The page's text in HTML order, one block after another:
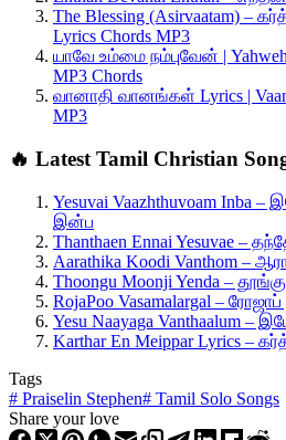
The Blessing (Asirvaatam) –
Lyrics Chords MP3
யாவே உம்மை நம்புவேன் |
MP3 Chords
வானாதி வானங்கள் Lyrics |
MP3
🔥 Latest Tamil Christian
Yesuvai Vaazhthuvoam Inba
இன்ப
Thanthaen Ennai Yesuvae –
Aarathika Koodi Vanthom –
Thoongu Moonji Yenda –
RojaPoo Vasamalargal –
Yesu Naayaga Vanthaalum –
Karthar En Meippar Lyrics –
Tags
# Praiselin Stephen# Tamil Solo Songs
Share your love